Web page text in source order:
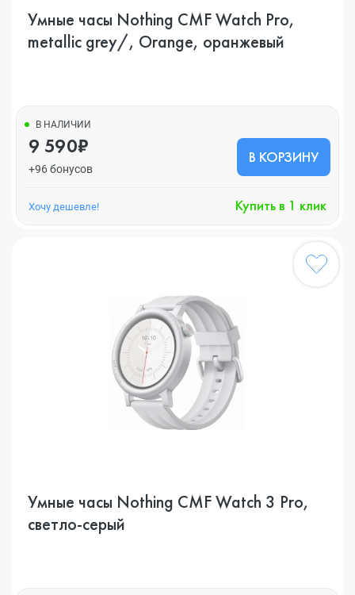
Умные часы Nothing CMF Watch Pro,
metallic grey/, Orange, оранжевый
В НАЛИЧИИ
9 590₽
+96 бонусов
В КОРЗИНУ
Хочу дешевле! Купить в 1 клик
Умные часы Nothing CMF Watch 3 Pro,
светло-серый